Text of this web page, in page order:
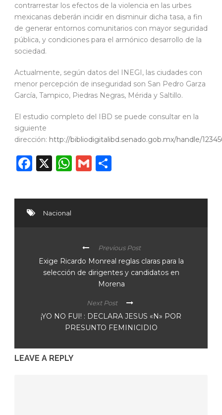
contrarrestar los efectos de la violencia en las urbes
mexicanas deberán incidir en disminuir dicha tasa, a fin
de generar entornos comunitarios con mayor seguridad
pública, y condiciones para el armónico desarrollo de la
sociedad.
Actualmente, según datos del INEGI, las ciudades con
menor percepción de inseguridad son San Pedro Garza
García, Tampico, Piedras Negras, Mérida y Saltillo.
El estudio completo del IBD se puede consultar en la
siguiente
dirección: http://bibliodigitalibd.senado.gob.mx/handle/
Facebook
X WhatsApp
Gmail
Nacional
Previous Post
Exige Ricardo Monreal reglas claras para la
selección de dirigentes y candidatos en
Morena
Next Post
¡YO NO FUI! : DECLARA JESUS «N» POR
PRESUNTO FEMINICIDIO
LEAVE A REPLY